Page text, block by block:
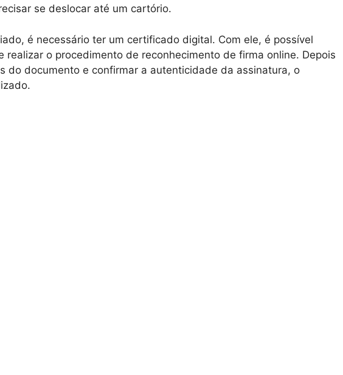
se deslocar até um cartório.
é necessário ter um certificado digital. Com ele, é possível
realizar o procedimento de reconhecimento de firma online. Depois
do documento e confirmar a autenticidade da assinatura, o